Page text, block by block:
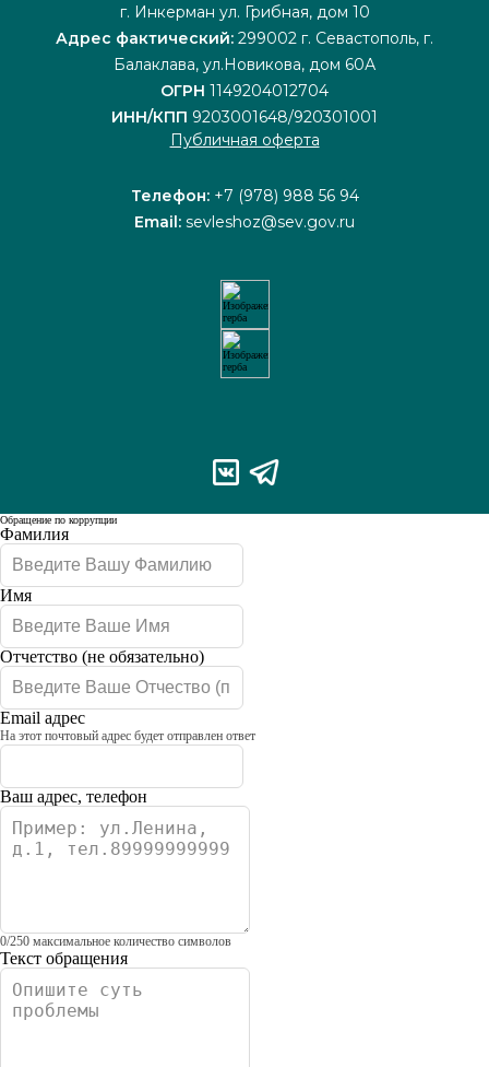
г. Инкерман ул. Грибная, дом 10
Адрес фактический: 299002 г. Севастополь, г.
Балаклава, ул.Новикова, дом 60А
ОГРН 1149204012704
ИНН/КПП 9203001648/920301001
Публичная оферта
Телефон: +7 (978) 988 56 94
Email: sevleshoz@sev.gov.ru
Обращение по коррупции
Leave
this
blank
Фамилия
Имя
Отчетство (не обязательно)
Email адрес
На этот почтовый адрес будет отправлен ответ
Ваш адрес, телефон
0/250 максимальное количество символов
Текст обращения